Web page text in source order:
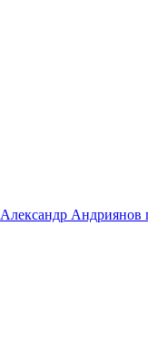
Александр Андриянов